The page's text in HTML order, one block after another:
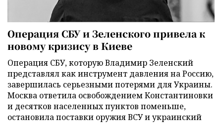
Операция СБУ и Зеленского привела к
новому кризису в Киеве
Операция СБУ, которую Владимир Зеленский
представлял как инструмент давления на Россию,
завершилась серьезными потерями для Украины.
Москва ответила освобождением Константиновки
и десятков населенных пунктов поменьше,
остановила поставки оружия ВСУ и украинский